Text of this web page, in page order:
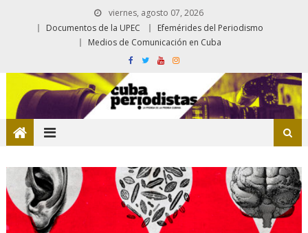
viernes, agosto 07, 2026
Documentos de la UPEC
Efemérides del Periodismo
Medios de Comunicación en Cuba